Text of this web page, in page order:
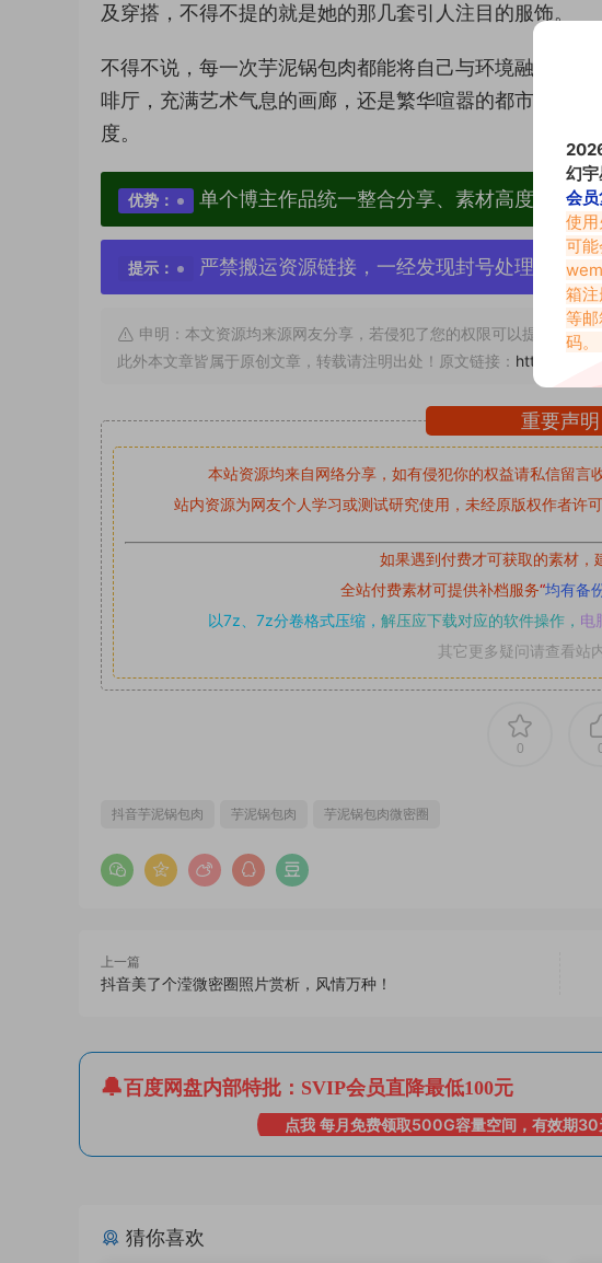
及穿搭，不得不提的就是她的那几套引人注目的服饰。
不得不说，每一次芋泥锅包肉都能将自己与环境融合，
啡厅，充满艺术气息的画廊，还是繁华喧嚣的都市街头
度。
优势： 单个博主作品统一整合分享、素材高度去重复
提示： 严禁搬运资源链接，一经发现封号处理，素
申明：本文资源均来源网友分享，若侵犯了您的权限可以提交工单
此外本文章皆属于原创文章，转载请注明出处！原文链接： https://
重要声明
本站资源均来自网络分享，如有侵犯你的权益请私信留言
站内资源为网友个人学习或测试研究使用，未经原版权作者许
如果遇到付费才可获取的素材，
全站付费素材可提供补档服务“均有备
以7z、7z分卷格式压缩， 解压应下载对应的软件操作， 电
其它更多疑问请查看站
0
抖音芋泥锅包肉 芋泥锅包肉 芋泥锅包肉微密圈
上一篇
抖音美了个滢微密圈照片赏析，风情万种！
百度网盘内部特批：SVIP会员直降最低100元
点我 每月免费领取500G容量空间，有效期30
猜你喜欢
幻
会员
使
可能
箱
等
码。